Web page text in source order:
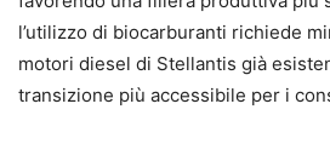
l’utilizzo di biocarburanti richiede
motori diesel di Stellantis già
transizione più accessibile per i